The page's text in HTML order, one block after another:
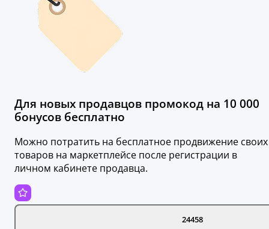
Для новых продавцов промокод на 10 000
бонусов бесплатно
Можно потратить на бесплатное продвижение своих
товаров на маркетплейсе после регистрации в
личном кабинете продавца.
24458